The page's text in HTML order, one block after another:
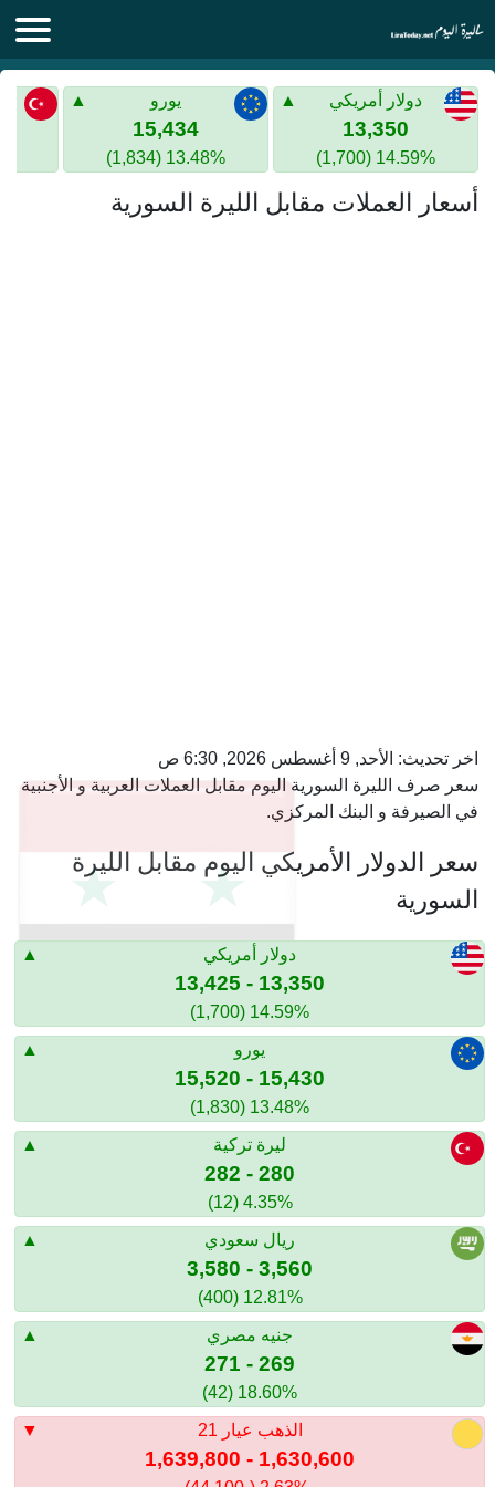
الليرة اليوم
الليرة السورية
الذهب في سوريا
الليرة التركية
الليرة التركية
الذهب في تركيا
دولار أمريكي
13,350
14.59% (1,700)
يورو
15,434
13.48% (1,834)
أسعار العملات مقابل الليرة السورية
اخر تحديث: الأحد, 9 أغسطس 2026, 6:30 ص
سعر صرف الليرة السورية اليوم مقابل العملات العربية و الأجنبية
في الصيرفة و البنك المركزي.
سعر الدولار الأمريكي اليوم مقابل الليرة
السورية
دولار أمريكي
13,350 - 13,425
14.59% (1,700)
يورو
15,430 - 15,520
13.48% (1,830)
ليرة تركية
280 - 282
4.35% (12)
ريال سعودي
3,560 - 3,580
12.81% (400)
جنيه مصري
269 - 271
18.60% (42)
الذهب عيار 21
1,630,600 - 1,639,800